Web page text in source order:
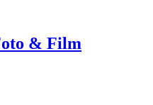
& Film